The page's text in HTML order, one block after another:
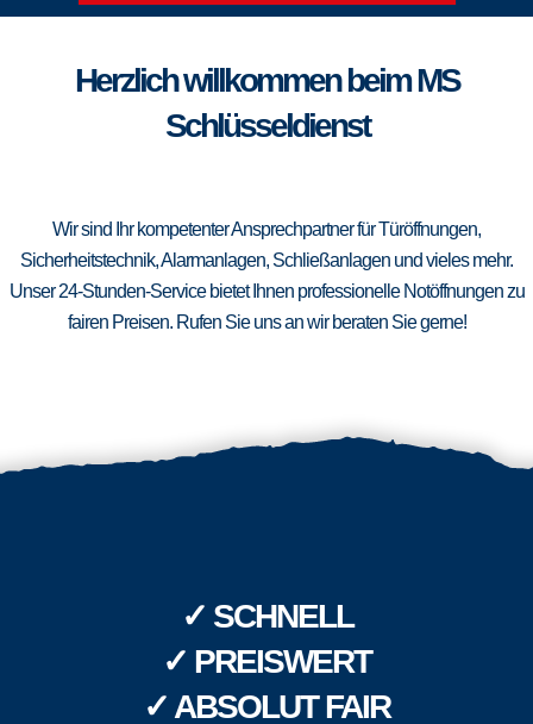
Herzlich willkommen beim MS
Schlüsseldienst
Wir sind Ihr kompetenter Ansprechpartner für Türöffnungen,
Sicherheitstechnik, Alarmanlagen, Schließanlagen und vieles mehr.
Unser 24-Stunden-Service bietet Ihnen professionelle Notöffnungen zu
fairen Preisen. Rufen Sie uns an wir beraten Sie gerne!
✓ SCHNELL
✓ PREISWERT
✓ ABSOLUT FAIR